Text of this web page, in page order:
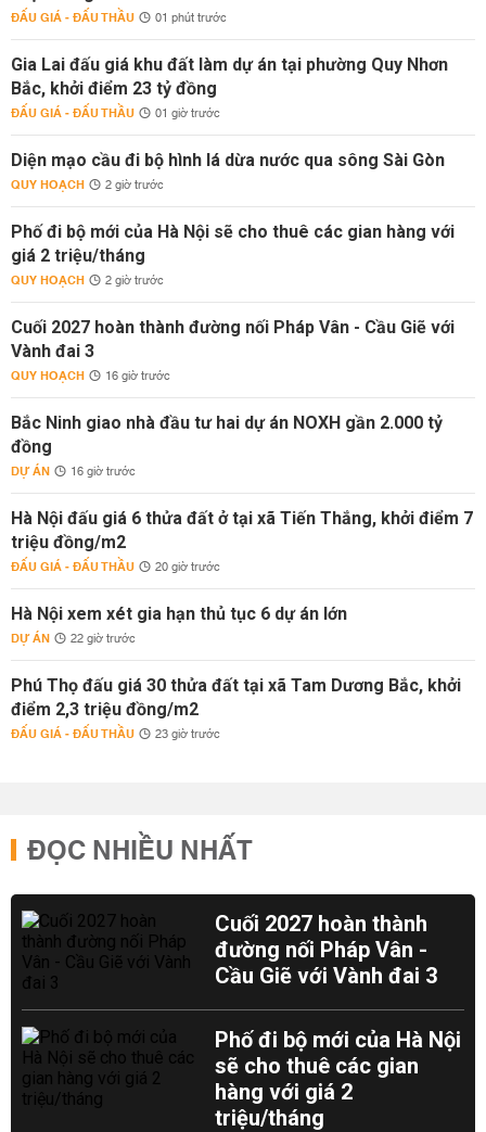
ĐẤU GIÁ - ĐẤU THẦU 01 phút trước
Gia Lai đấu giá khu đất làm dự án tại phường Quy Nhơn
Bắc, khởi điểm 23 tỷ đồng
ĐẤU GIÁ - ĐẤU THẦU 01 giờ trước
Diện mạo cầu đi bộ hình lá dừa nước qua sông Sài Gòn
QUY HOẠCH 2 giờ trước
Phố đi bộ mới của Hà Nội sẽ cho thuê các gian hàng với
giá 2 triệu/tháng
QUY HOẠCH 2 giờ trước
Cuối 2027 hoàn thành đường nối Pháp Vân - Cầu Giẽ với
Vành đai 3
QUY HOẠCH 16 giờ trước
Bắc Ninh giao nhà đầu tư hai dự án NOXH gần 2.000 tỷ
đồng
DỰ ÁN 16 giờ trước
Hà Nội đấu giá 6 thửa đất ở tại xã Tiến Thắng, khởi điểm 7
triệu đồng/m2
ĐẤU GIÁ - ĐẤU THẦU 20 giờ trước
Hà Nội xem xét gia hạn thủ tục 6 dự án lớn
DỰ ÁN 22 giờ trước
Phú Thọ đấu giá 30 thửa đất tại xã Tam Dương Bắc, khởi
điểm 2,3 triệu đồng/m2
ĐẤU GIÁ - ĐẤU THẦU 23 giờ trước
ĐỌC NHIỀU NHẤT
Cuối 2027 hoàn thành
đường nối Pháp Vân -
Cầu Giẽ với Vành đai 3
Phố đi bộ mới của Hà Nội
sẽ cho thuê các gian
hàng với giá 2
triệu/tháng